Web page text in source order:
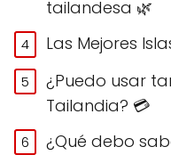
tailandesa 🌿
Las Mejores
¿Puedo usar
Tailandia? 💳
¿Qué debo